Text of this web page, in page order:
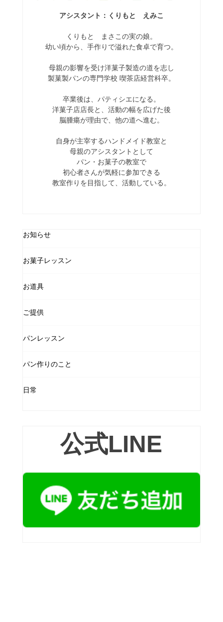
アシスタント：くりもと えみこ
くりもと まさこの実の娘。
幼い頃から、手作りで溢れた食卓で育つ。
母親の影響を受け洋菓子製造の道を志し
製菓製パンの専門学校 喫茶店経営科卒。
卒業後は、パティシエになる。
洋菓子店店長と、活動の幅を広げた後
脳腫瘍が理由で、他の道へ進む。
自身が主宰するハンドメイド教室と
母親のアシスタントとして
パン・お菓子の教室で
初心者さんが気軽に参加できる
教室作りを目指して、活動している。
お知らせ
お菓子レッスン
お道具
ご提供
パンレッスン
パン作りのこと
日常
公式LINE